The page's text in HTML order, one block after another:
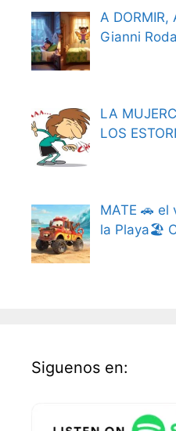
A DORMIR,
Gianni
LA
LOS
MATE 🚗
la Playa🏖️
Siguenos en: